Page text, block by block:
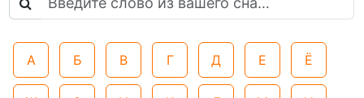
А Б В Г Д Е Ё